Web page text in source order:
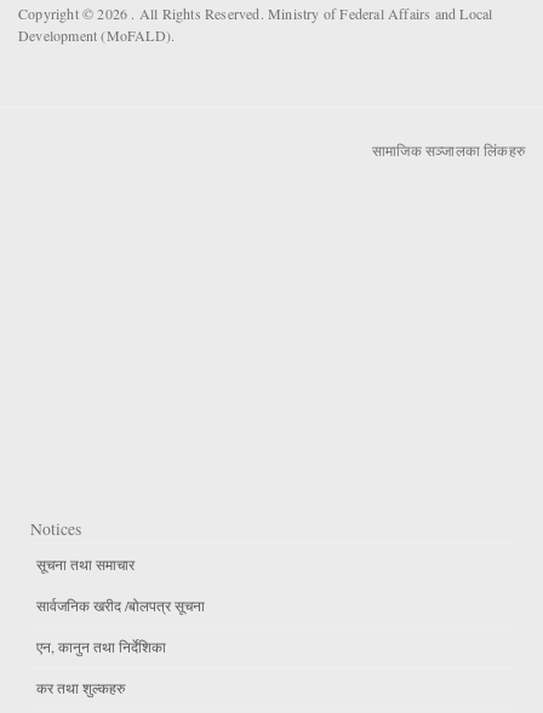
Copyright © 2026 . All Rights Reserved. Ministry of Federal Affairs and Local
Development (MoFALD).
सामाजिक सञ्जालका लिंकहरु
Notices
सूचना तथा समाचार
सार्वजनिक खरीद /बोलपत्र सूचना
एन, कानुन तथा निर्देशिका
कर तथा शुल्कहरु